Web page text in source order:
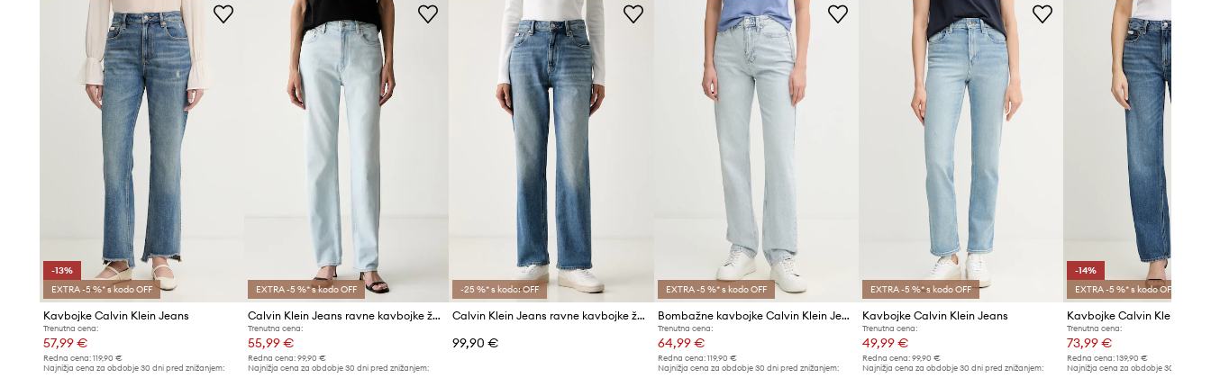
-13%
EXTRA -5 %* s kodo OFF
Kavbojke Calvin Klein Jeans
Trenutna cena:
57,99 €
Redna cena: 119,90 €
Najnižja cena za obdobje 30 dni pred znižanjem:
EXTRA -5 %* s kodo OFF
Calvin Klein Jeans ravne kavbojke ženske
Trenutna cena:
55,99 €
Redna cena:99,90 €
Najnižja cena za obdobje 30 dni pred znižanjem:
-25 %* s kodo: OFF
Calvin Klein Jeans ravne kavbojke ženske
99,90 €
EXTRA -5 %* s kodo OFF
Bombažne kavbojke Calvin Klein Jeans
Trenutna cena:
64,99 €
Redna cena: 119,90 €
Najnižja cena za obdobje 30 dni pred znižanjem:
EXTRA -5 %* s kodo OFF
Kavbojke Calvin Klein Jeans
Trenutna cena:
49,99 €
Redna cena:99,90 €
Najnižja cena za obdobje 30 dni pred znižanjem:
-14%
EXTRA -5 %* s kodo OFF
Kavbojke Calvin Klein
Trenutna cena:
73,99 €
Redna cena: 139,90 €
Najnižja cena za obdobje 30 dni pred